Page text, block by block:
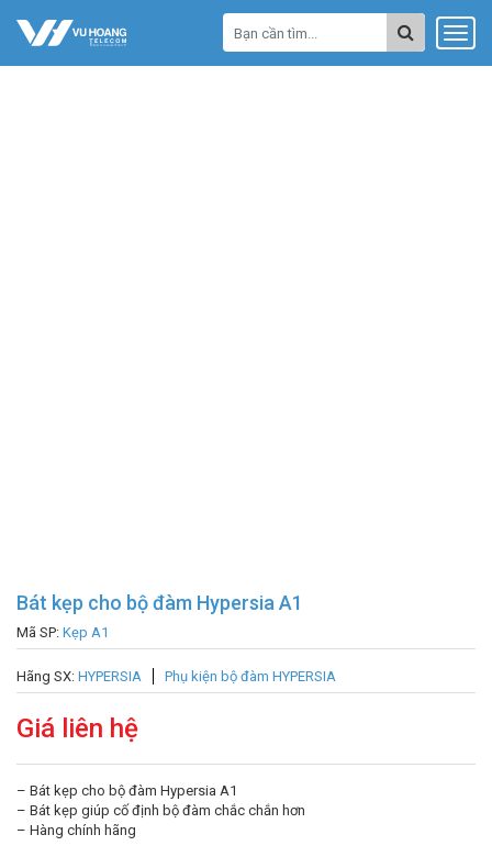
Bát kẹp cho bộ đàm Hypersia A1
Mã SP: Kẹp A1
Hãng SX: HYPERSIA Phụ kiện bộ đàm HYPERSIA
Giá liên hệ
– Bát kẹp cho bộ đàm Hypersia A1
– Bát kẹp giúp cố định bộ đàm chắc chắn hơn
– Hàng chính hãng